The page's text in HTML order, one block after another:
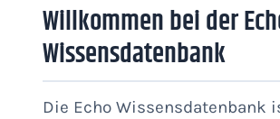
Willkommen bei der
Wissensdatenbank
Die Echo Wissensdatenbank